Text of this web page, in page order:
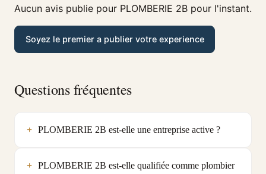
Aucun avis publie pour PLOMBERIE 2B pour l'instant.
Soyez le premier a publier votre experience
Questions fréquentes
PLOMBERIE 2B est-elle une entreprise active ?
PLOMBERIE 2B est-elle qualifiée comme plombier